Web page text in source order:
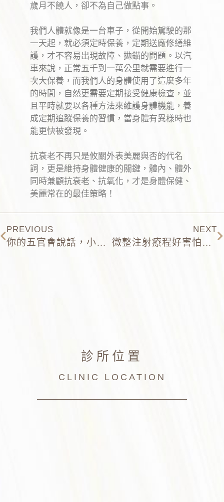
歲月不饒人，卻不為自己做點事。
我們人體就像是一台車子，從開始駕駛的那
一天起，就必須定時保養，定期送廠修繕維
護，才不容易出現故障、拋錨的問題。以汽
車來說，正常五千到一萬公里就需要進行一
次大保養，而我們人的身體使用了這麼多年
的時間，自然更需要定期接受健康檢查，並
且平時就要以各種方法來維護身體機能，養
成定期追蹤保養的習慣，當身體有異樣時也
能更快被發現。
抗衰老不再只是攸關外表美麗與否的代名
詞，更是維持身體健康的關鍵，體內、體外
同時兼顧抗衰老、抗氧化，才是身體保健、
美麗常在的最佳策略！
PREVIOUS
你的五官會說話，小小修飾打造人氣好運臉
NEXT
微整注射療程好害怕？醫師建議施打填充物的秘密。
診所位置
CLINIC LOCATION